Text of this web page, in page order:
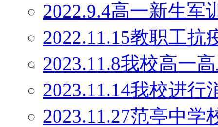
2022.9.4高一新生军
2022.11.15教职工抗
2023.11.8我校高一
2023.11.14我校进行
2023.11.27范亭中